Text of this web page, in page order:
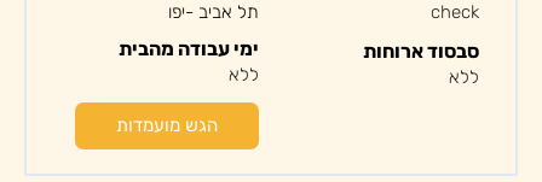
check
סבסוד ארוחות
ללא
תל אביב -יפו
ימי עבודה מהבית
ללא
הגש מועמדות